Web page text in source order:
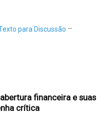
para Discussão
financeira e suas
crítica